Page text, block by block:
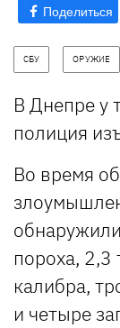
Поделиться
СБУ ОРУЖИЕ
В Днепре у
полиция
Во время
пороха, 2,3
калибра,
и четыре